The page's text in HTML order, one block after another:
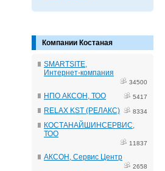
Компании Костаная
SMARTSITE,
Интернет-компания
34500
НПО АКСОН, ТОО 5417
RELAX KST (РЕЛАКС) 8334
КОСТАНАЙШИНСЕРВИС,
ТОО
11837
АКСОН, Сервис Центр
2658